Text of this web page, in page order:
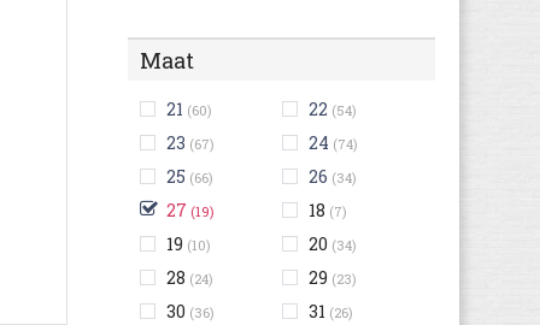
Maat
21 (60) 22 (54)
23 (67) 24 (74)
25 (66) 26 (34)
27 (19) 18 (7)
19 (10) 20 (34)
28 (24) 29 (23)
30 (36) 31 (26)